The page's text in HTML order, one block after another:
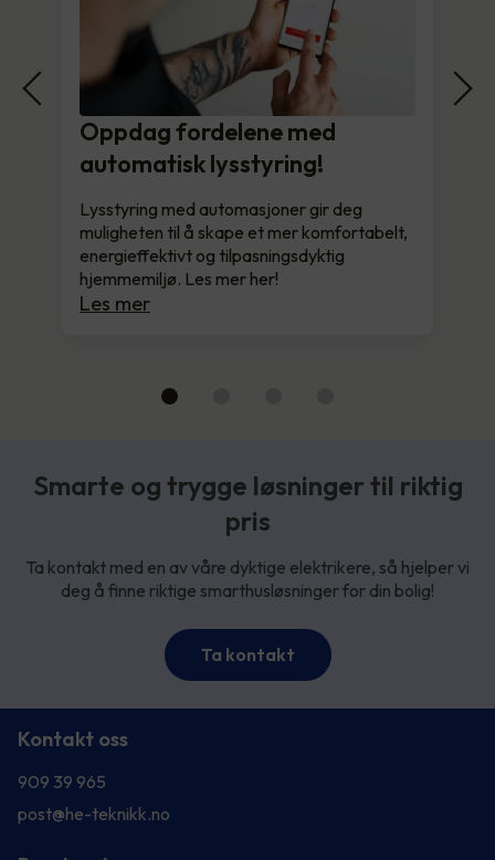
Oppdag fordelene med
automatisk lysstyring!
Lysstyring med automasjoner gir deg
muligheten til å skape et mer komfortabelt,
energieffektivt og tilpasningsdyktig
hjemmemiljø. Les mer her!
Les mer
Smarte og trygge løsninger til riktig
pris
Ta kontakt med en av våre dyktige elektrikere, så hjelper vi
deg å finne riktige smarthusløsninger for din bolig!
Ta kontakt
Kontakt oss
909 39 965
post@he-teknikk.no